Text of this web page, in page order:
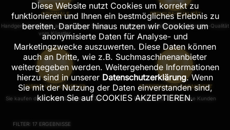
ORIGINALE
Handgemalte Unikate auf Leinwand, Signiert
vom Künstler.
PREMIUM-QUALITÄT
Hochwertige Materialien in Künstler-Qualität
DIREKT VOM KÜNSTLER
Sie kaufen direkt vom Künstler Alex Zerr
ZUFRIEDENHEIT GARANTIERT
Bereits 1000+ zufriedene Kunden
FILTER: 17 ERGEBNISSE
Diese Website nutzt Cookies um korrekt zu
funktionieren und Ihnen ein bestmögliches Erlebnis zu
bereiten. Darüber hinaus nutzen wir Cookies um
anonymisierte Daten für Analyse- und
Marketingzwecke auszuwerten. Diese Daten können
auch an Dritte, wie z.B. Suchmaschinenanbieter
weitergegeben werden. Weitergehende Informationen
hierzu sind in unserer Datenschutzerklärung. Wenn
Sie mit der Nutzung der Daten einverstanden sind,
klicken Sie auf COOKIES AKZEPTIEREN.